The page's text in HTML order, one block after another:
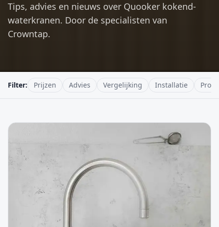
Tips, advies en nieuws over Quooker kokend-
waterkranen. Door de specialisten van
Crowntap.
Filter: Prijzen Advies Vergelijking Installatie